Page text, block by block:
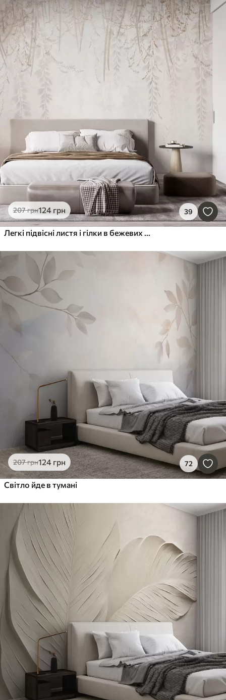
207грн124 грн 39
Легкі підвісні листя і гілки в бежевих тонах
207грн124 грн 72
Світло йде в тумані